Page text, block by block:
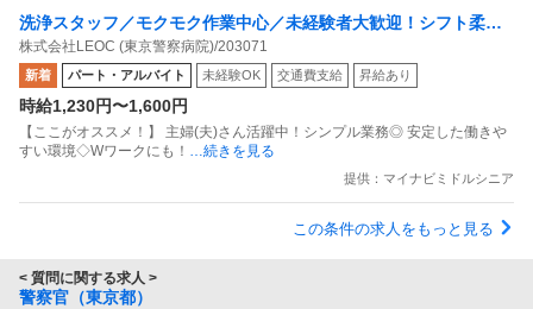
洗浄スタッフ／モクモク作業中心／未経験者大歓迎！シフト柔軟
に対応／扶養内可病院・福祉施設内の／洗浄スタッフ
株式会社LEOC (東京警察病院)/203071
新着 パート・アルバイト 未経験OK 交通費支給 昇給あり
時給1,230円〜1,600円
【ここがオススメ！】 主婦(夫)さん活躍中！シンプル業務◎ 安定した働きや
すい環境◇Wワークにも！ …続きを見る
提供：マイナビミドルシニア
この条件の求人をもっと見る
< 質問に関する求人 >
警察官（東京都）